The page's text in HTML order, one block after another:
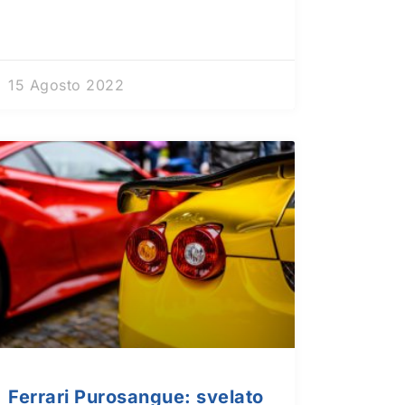
15 Agosto 2022
Ferrari Purosangue: svelato